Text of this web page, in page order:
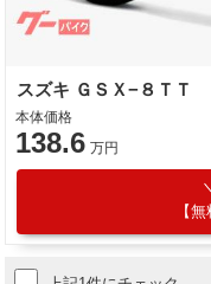
スズキ ＧＳＸ−８ＴＴ
本体価格
138.6 万円
【